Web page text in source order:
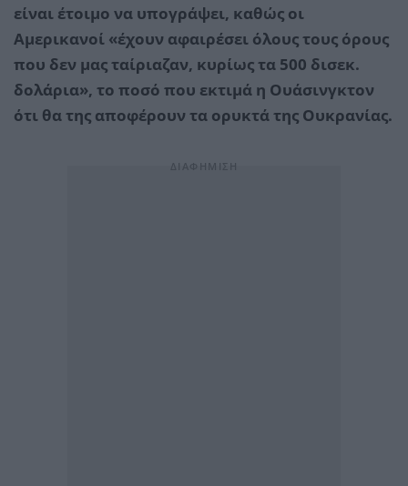
είναι έτοιμο να υπογράψει, καθώς οι
Αμερικανοί «έχουν αφαιρέσει όλους τους όρους
που δεν μας ταίριαζαν, κυρίως τα 500 δισεκ.
δολάρια», το ποσό που εκτιμά η Ουάσινγκτον
ότι θα της αποφέρουν τα ορυκτά της Ουκρανίας.